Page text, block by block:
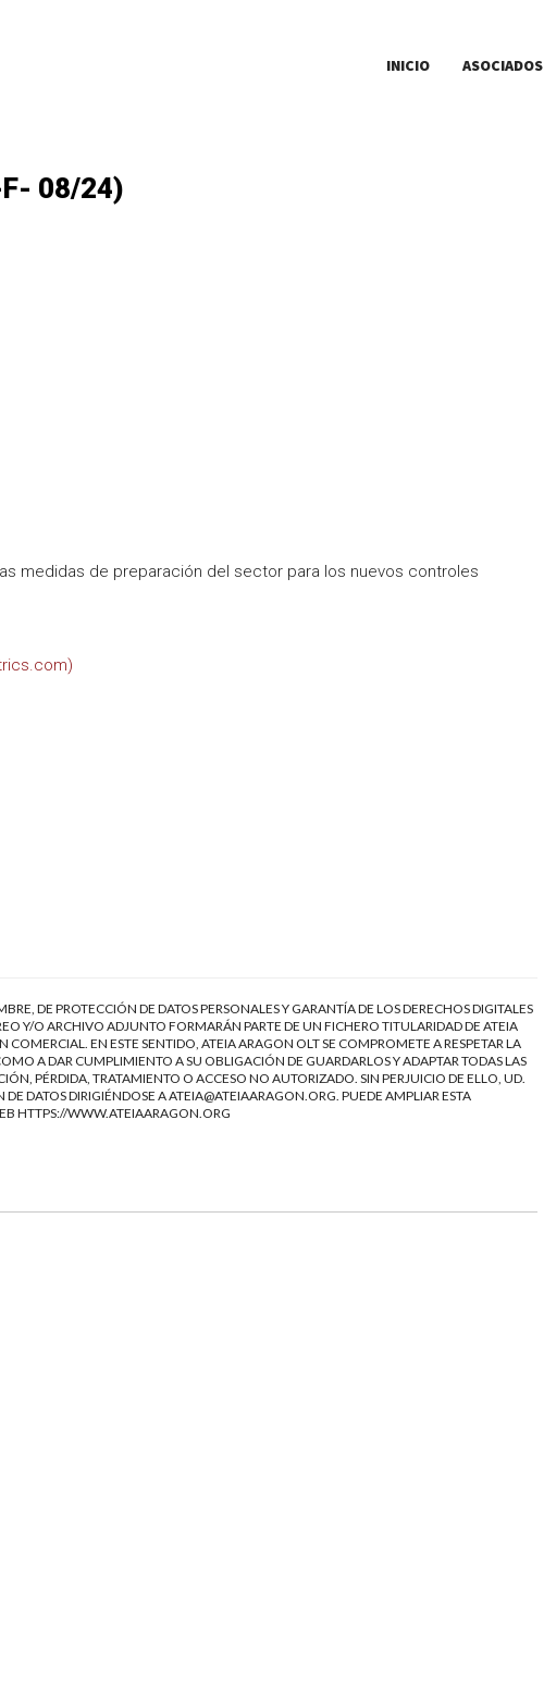
INICIO ASOCIADOS
F- 08/24)
medidas de preparación del sector para los nuevos controles
DE PROTECCIÓN DE DATOS PERSONALES Y GARANTÍA DE LOS DERECHOS DIGITALES
Y/O ARCHIVO ADJUNTO FORMARÁN PARTE DE UN FICHERO TITULARIDAD DE ATEIA
EN ESTE SENTIDO, ATEIA ARAGON OLT SE COMPROMETE A RESPETAR LA
A DAR CUMPLIMIENTO A SU OBLIGACIÓN DE GUARDARLOS Y ADAPTAR TODAS LAS
PÉRDIDA, TRATAMIENTO O ACCESO NO AUTORIZADO. SIN PERJUICIO DE ELLO, UD.
DE DATOS DIRIGIÉNDOSE AATEIA@ATEIAARAGON.ORG. PUEDE AMPLIAR ESTA
HTTPS://WWW.ATEIAARAGON.ORG